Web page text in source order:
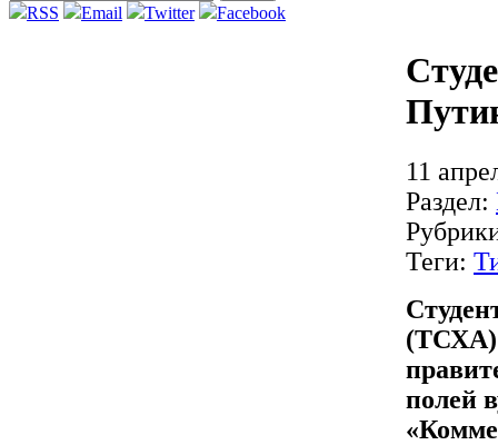
RSS Email Twitter Facebook
11
Раздел:
Теги:
(ТСХА)
полей